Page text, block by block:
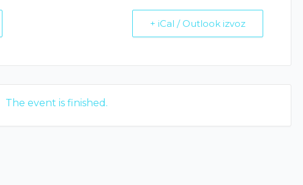
+ iCal / Outlook izvoz
The event is finished.